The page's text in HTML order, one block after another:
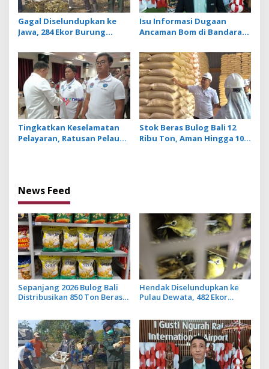
Gagal Diselundupkan ke
Jawa, 284 Ekor Burung
Dilepasliarkan Cegah
Ancaman Penyakit
Isu Informasi Dugaan
Ancaman Bom di Bandara
Benar, Operasional
Penerbangan Lancar
Tingkatkan Keselamatan
Pelayaran, Ratusan Pelaut
Stok Beras Bulog Bali 12
Ribu Ton, Aman Hingga 10
News Feed
Sepanjang 2026 Bulog Bali
Distribusikan 850 Ton Beras
Hendak Diselundupkan ke
Pulau Dewata, 482 Ekor